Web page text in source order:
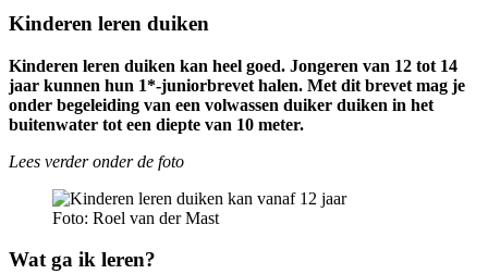
Kinderen leren duiken
Kinderen leren duiken kan heel goed. Jongeren van 12 tot 14
jaar kunnen hun 1*-juniorbrevet halen. Met dit brevet mag je
onder begeleiding van een volwassen duiker duiken in het
buitenwater tot een diepte van 10 meter.
Lees verder onder de foto
Foto: Roel van der Mast
Wat ga ik leren?